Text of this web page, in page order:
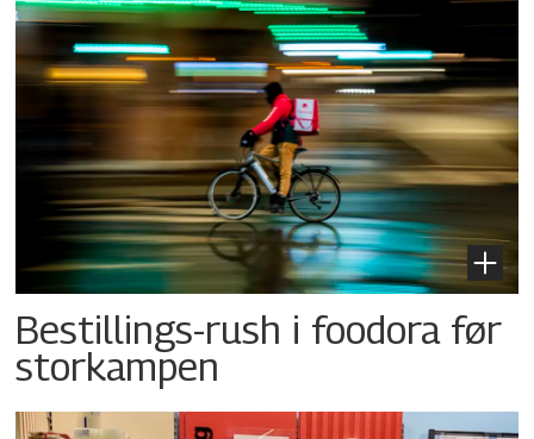
Bestillings-rush i foodora før
storkampen